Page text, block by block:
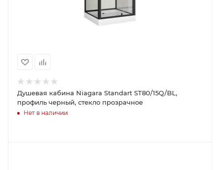
Душевая кабина Niagara Standart ST80/15Q/BL,
профиль черный, стекло прозрачное
Нет в наличии